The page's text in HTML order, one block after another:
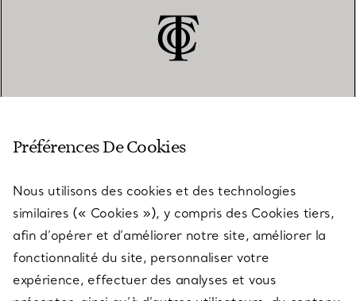
SERVICES
À PROPOS
Préférences De Cookies
Nous utilisons des cookies et des technologies
similaires (« Cookies »), y compris des Cookies tiers,
afin d’opérer et d’améliorer notre site, améliorer la
fonctionnalité du site, personnaliser votre
expérience, effectuer des analyses et vous